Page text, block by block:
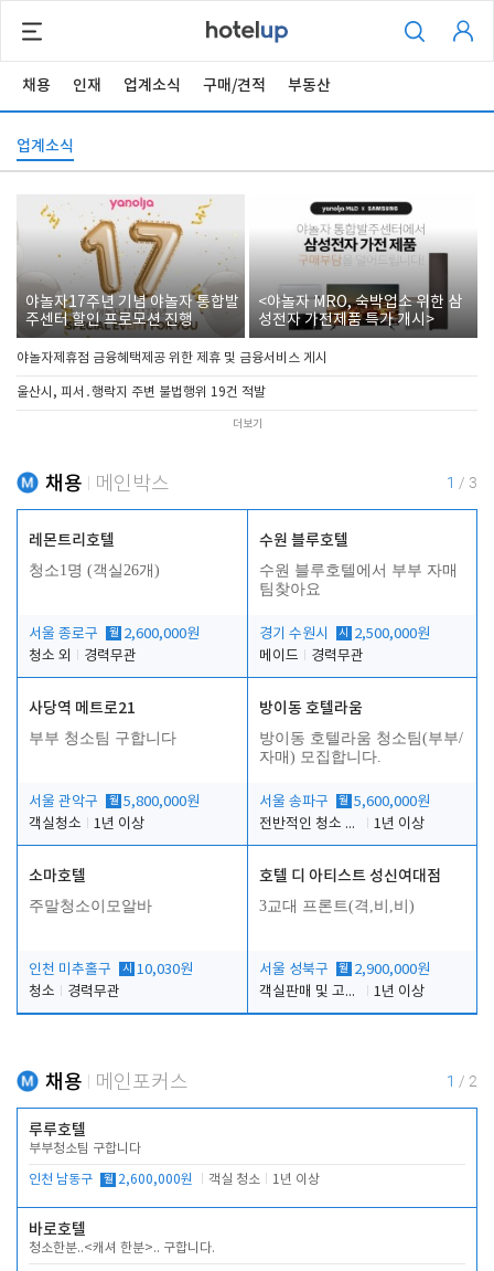
채용 인재 업계소식 구매/견적 부동산
업계소식
야놀자17주년 기념 야놀자 통합발
주센터 할인 프로모션 진행
<야놀자 MRO, 숙박업소 위한 삼
성전자 가전제품 특가 개시>
야놀자제휴점 금융혜택제공 위한 제휴 및 금융서비스 게시
울산시, 피서․행락지 주변 불법행위 19건 적발
더보기
채용 메인박스 1 / 3
레몬트리호텔
청소1명 (객실26개)
서울 종로구 월 2,600,000원
청소 외
경력무관
수원 블루호텔
수원 블루호텔에서 부부 자매
팀찾아요
경기 수원시 시
2,500,000원
메이드
경력무관
사당역 메트로21
부부 청소팀 구합니다
서울 관악구 월 5,800,000원
객실청소
1년 이상
방이동 호텔라움
방이동 호텔라움 청소팀(부부/
자매) 모집합니다.
서울 송파구 월 5,600,000원
전반적인 청소 업무(객실청소.객실정리)
1년 이상
소마호텔
주말청소이모알바
인천 미추홀구 시 10,030원
청소
경력무관
호텔 디 아티스트 성신여대점
3교대 프론트(격,비,비)
서울 성북구 월 2,900,000원
객실판매 및 고객응대
1년 이상
채용 메인포커스 1 / 2
루루호텔
부부청소팀 구합니다
인천 남동구 월 2,600,000원 객실 청소 1년 이상
바로호텔
청소한분..<캐셔 한분>.. 구합니다.